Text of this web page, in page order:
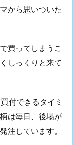
から思いついた
買ってしまうこ
しっくりと来て
付できるタイミ
は毎日、後場が
注しています。